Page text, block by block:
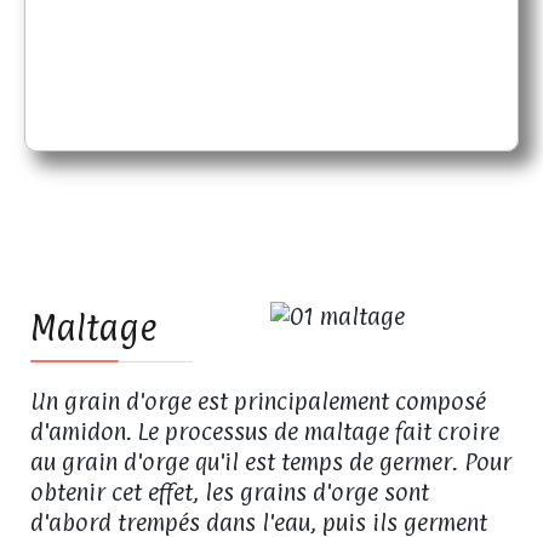
Maltage
Un grain d'orge est principalement composé
d'amidon. Le processus de maltage fait croire
au grain d'orge qu'il est temps de germer. Pour
obtenir cet effet, les grains d'orge sont
d'abord trempés dans l'eau, puis ils germent